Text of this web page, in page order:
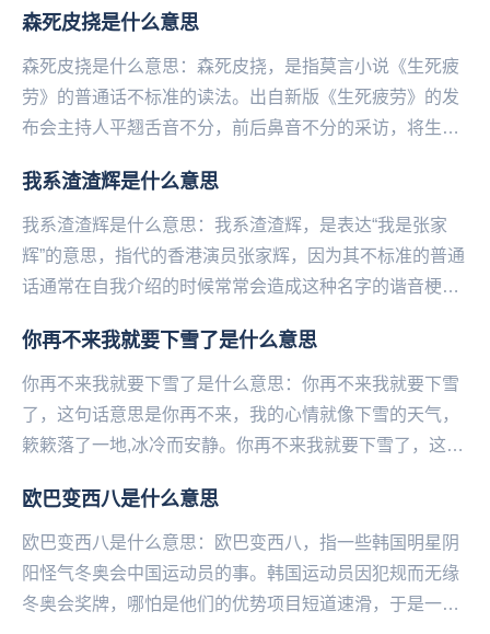
森死皮挠是什么意思
森死皮挠是什么意思：森死皮挠，是指莫言小说《生死疲
劳》的普通话不标准的读法。出自新版《生死疲劳》的发
布会主持人平翘舌音不分，前后鼻音不分的采访，将生死
学...
我系渣渣辉是什么意思
我系渣渣辉是什么意思：我系渣渣辉，是表达“我是张家
辉”的意思，指代的香港演员张家辉，因为其不标准的普通
话通常在自我介绍的时候常常会造成这种名字的谐音梗成
你再不来我就要下雪了是什么意思
你再不来我就要下雪了是什么意思：你再不来我就要下雪
了，这句话意思是你再不来，我的心情就像下雪的天气，
簌簌落了一地,冰冷而安静。你再不来我就要下雪了，这句
欧巴变西八是什么意思
欧巴变西八是什么意思：欧巴变西八，指一些‌‌‌‌‌‌‌‌‌‌‌‌韩国明星阴
阳怪气冬奥会中国运动员的事。韩国运动员因犯规而无缘
冬奥会奖牌，哪怕是他们的优势项目短道速滑，于是一些